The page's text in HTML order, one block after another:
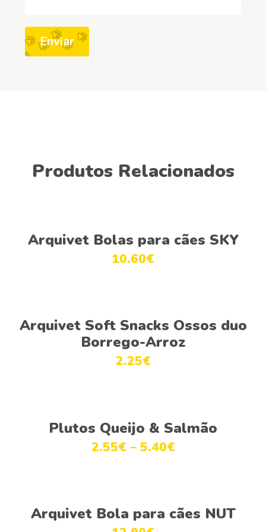
Produtos Relacionados
Adicionar
Arquivet Bolas para cães SKY
10.60€
Adicionar
Arquivet Soft Snacks Ossos duo
Borrego-Arroz
2.25€
Ver opções
product
has
may
Plutos Queijo & Salmão
2.55€ – 5.40€
Adicionar
Arquivet Bola para cães NUT